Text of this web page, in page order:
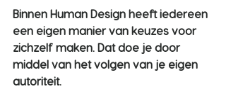
Binnen Human Design heeft iedereen
een eigen manier van keuzes voor
zichzelf maken. Dat doe je door
middel van het volgen van je eigen
autoriteit.